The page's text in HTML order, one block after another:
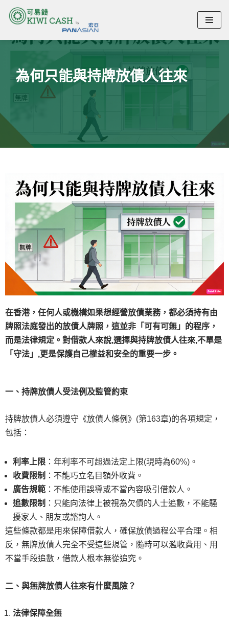
content
為何只能與持牌放債人往來
在香港，任何人或機構如果想經營放債業務，都必須持有由
牌照法庭發出的放債人牌照，這並非「可有可無」的程序，
而是法律規定。對借款人來說,選擇與持牌放債人往來,不單是
「守法」,更是保護自己權益和安全的重要一步。
一、持牌放債人受法例及監管約束
持牌放債人必須遵守《放債人條例》(第163章)的各項規定，
包括：
利率上限 ：年利率不可超過法定上限(現時為60%)。
收費限制 ：不能巧立名目額外收費。
廣告規範 ：不能使用誤導或不當內容吸引借款人。
追數限制 ：只能向法律上被視為欠債的人士追數，不能騷
擾家人、朋友或諮詢人。
這些條款都是用來保障借款人，確保放債過程公平合理。相
反，無牌放債人完全不受這些規管，隨時可以濫收費用、用
不當手段追數，借款人根本無從追究。
二、與無牌放債人往來有什麼風險？
法律保障全無